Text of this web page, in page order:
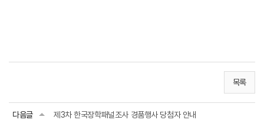
목록
다음글 제3차 한국장학패널조사 경품행사 당첨자 안내